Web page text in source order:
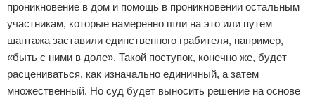
проникновение в дом и помощь в проникновении остальным
участникам, которые намеренно шли на это или путем
шантажа заставили единственного грабителя, например,
«быть с ними в доле». Такой поступок, конечно же, будет
расцениваться, как изначально единичный, а затем
множественный. Но суд будет выносить решение на основе